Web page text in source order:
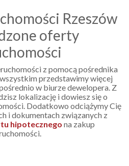
Rzeszów
oferty
z pomocą pośrednika
przedstawimy więcej
w biurze dewelopera. Z
lokalizację i dowiesz się o
Dodatkowo odciążymy Cię
i dokumentach związanych z
hipotecznego na zakup